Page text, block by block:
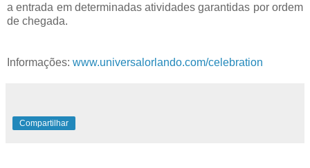
a entrada em determinadas atividades garantidas por ordem
de chegada.
Informações: www.universalorlando.com/celebration
Compartilhar